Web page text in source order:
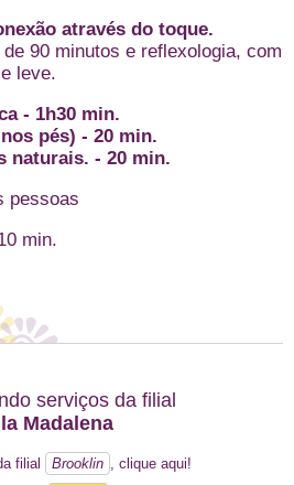
através do toque.
90 minutos e reflexologia, com
leve.
- 1h30 min.
pés) - 20 min.
naturais. - 20 min.
pessoas
min.
serviços da filial
Madalena
filial Brooklin , clique aqui!